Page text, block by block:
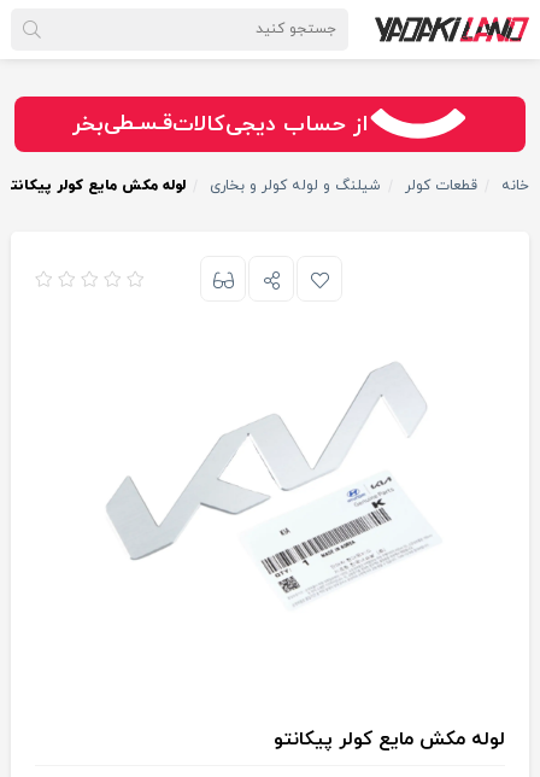
از حساب دیجی‌کالات
سـریــع
امـــــن
قـسـطیبخر
خانه قطعات کولر شیلنگ‌ و لوله کولر و بخاری لوله مکش مایع کولر پیکانتو
لوله مکش مایع کولر پیکانتو